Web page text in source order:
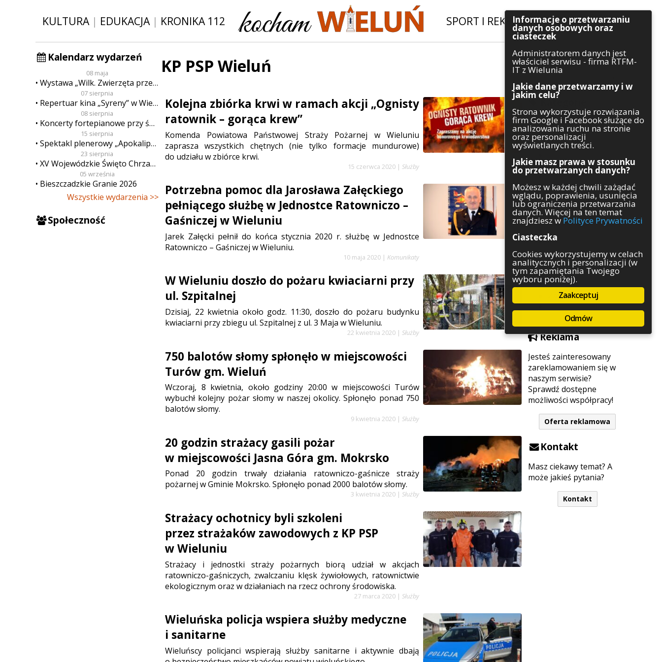
KULTURA| EDUKACJA| KRONIKA 112 SPORT I REKREACJA|INWESTYCJE
Kalendarz wydarzeń
08 maja
Wystawa „Wilk. Zwierzęta przeklęte”
07 sierpnia
Repertuar kina „Syreny” w Wieluniu w dn. od 7 do 13 sierpnia
08 sierpnia
Koncerty fortepianowe przy świecach
15 sierpnia
Spektakl plenerowy „Apokalipsa”
23 sierpnia
XV Wojewódzkie Święto Chrzanu
05 września
Bieszczadzkie Granie 2026
Wszystkie wydarzenia >>
Społeczność
Szukaj
Kategorie
Architektura
Gospodarka
Handel
Komunikaty
Kultura
Polityka
Pozostałe
Psychologia
Rolnictwo
Służby
Sport
Środowisko
Szkolnictwo
Wydarzenia
Zapowiedzi
Zdrowie
Reklama
Jesteś zainteresowany
zareklamowaniem się w
naszym serwisie?
Sprawdź dostępne
możliwości współpracy!
Oferta reklamowa
Kontakt
Masz ciekawy temat? A
może jakieś pytania?
Kontakt
KP PSP Wieluń
Kolejna zbiórka krwi w ramach akcji „Ognisty
ratownik – gorąca krew”
Komenda Powiatowa Państwowej Straży Pożarnej w Wieluniu
zaprasza wszystkich chętnych (nie tylko formacje mundurowe)
do udziału w zbiórce krwi.
15 czerwca 2020 | Służby
Potrzebna pomoc dla Jarosława Załęckiego
pełniącego służbę w Jednostce Ratowniczo –
Gaśniczej w Wieluniu
Jarek Załęcki pełnił do końca stycznia 2020 r. służbę w Jednostce
Ratowniczo – Gaśniczej w Wieluniu.
10 maja 2020 | Komunikaty
W Wieluniu doszło do pożaru kwiaciarni przy
ul. Szpitalnej
Dzisiaj, 22 kwietnia około godz. 11:30, doszło do pożaru budynku
kwiaciarni przy zbiegu ul. Szpitalnej z ul. 3 Maja w Wieluniu.
22 kwietnia 2020 | Służby
750 balotów słomy spłonęło w miejscowości
Turów gm. Wieluń
Wczoraj, 8 kwietnia, około godziny 20:00 w miejscowości Turów
wybuchł kolejny pożar słomy w naszej okolicy. Spłonęło ponad 750
balotów słomy.
9 kwietnia 2020 | Służby
20 godzin strażacy gasili pożar
w miejscowości Jasna Góra gm. Mokrsko
Ponad 20 godzin trwały działania ratowniczo-gaśnicze straży
pożarnej w Gminie Mokrsko. Spłonęło ponad 2000 balotów słomy.
3 kwietnia 2020 | Służby
Strażacy ochotnicy byli szkoleni
przez strażaków zawodowych z KP PSP
w Wieluniu
Strażacy i jednostki straży pożarnych biorą udział w akcjach
ratowniczo-gaśniczych, zwalczaniu klęsk żywiołowych, ratownictwie
ekologicznym oraz w działaniach na rzecz ochrony środowiska.
27 marca 2020 | Służby
Wieluńska policja wspiera służby medyczne
i sanitarne
Wieluńscy policjanci wspierają służby sanitarne i aktywnie dbają
Informacje o przetwarzaniu
danych osobowych oraz
ciasteczek
Administratorem danych jest
właściciel serwisu - firma RTFM-
IT z Wielunia
Jakie dane przetwarzamy i w
jakim celu?
Strona wykorzystuje rozwiązania
firm Google i Facebook służące do
analizowania ruchu na stronie
oraz personalizacji
wyświetlanych treści.
Jakie masz prawa w stosunku
do przetwarzanych danych?
Możesz w każdej chwili zażądać
wglądu, poprawienia, usunięcia
lub ograniczenia przetwarzania
danych. Więcej na ten temat
znajdziesz w Polityce Prywatności
Ciasteczka
Cookies wykorzystujemy w celach
analitycznych i personalizacji (w
tym zapamiętania Twojego
wyboru poniżej).
Zaakceptuj
Odmów